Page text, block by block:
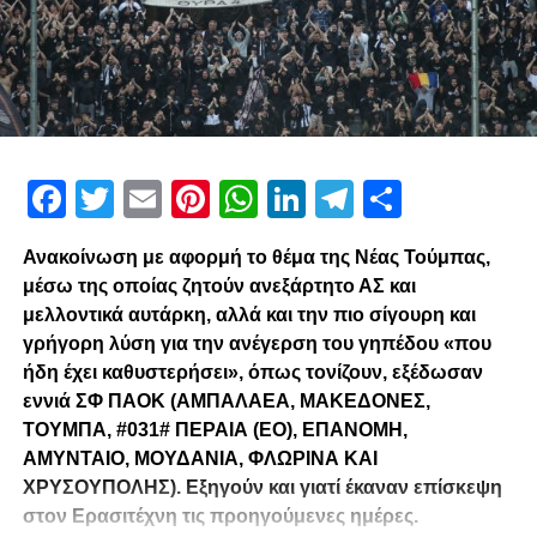
Facebook
Twitter
EmailPinterest
WhatsApp
LinkedIn
Telegram
Ανακοίνωση με αφορμή το θέμα της Νέας Τούμπας,
μέσω της οποίας ζητούν ανεξάρτητο ΑΣ και
μελλοντικά αυτάρκη, αλλά και την πιο σίγουρη και
γρήγορη λύση για την ανέγερση του γηπέδου «που
ήδη έχει καθυστερήσει», όπως τονίζουν, εξέδωσαν
εννιά ΣΦ ΠΑΟΚ (ΑΜΠΑΛΑΕΑ, ΜΑΚΕΔΟΝΕΣ,
ΤΟΥΜΠΑ, #031# ΠΕΡΑΙΑ (ΕΟ), ΕΠΑΝΟΜΗ,
ΑΜΥΝΤΑΙΟ, ΜΟΥΔΑΝΙΑ, ΦΛΩΡΙΝΑ ΚΑΙ
ΧΡΥΣΟΥΠΟΛΗΣ). Εξηγούν και γιατί έκαναν επίσκεψη
στον Ερασιτέχνη τις προηγούμενες ημέρες.